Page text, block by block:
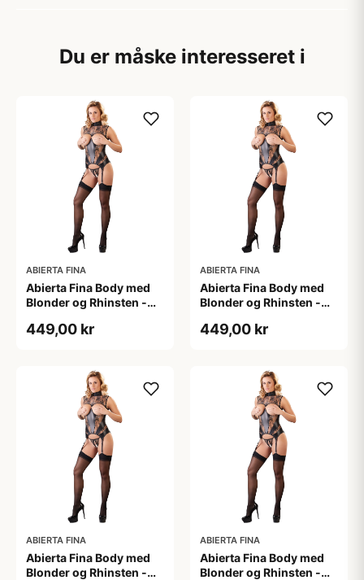
Du er måske interesseret i
ABIERTA FINA
Abierta Fina Body med
Blonder og Rhinsten -
449,00 kr
ABIERTA FINA
Abierta Fina Body med
Blonder og Rhinsten -
449,00 kr
ABIERTA FINA
Abierta Fina Body med
Blonder og Rhinsten -
ABIERTA FINA
Abierta Fina Body med
Blonder og Rhinsten -